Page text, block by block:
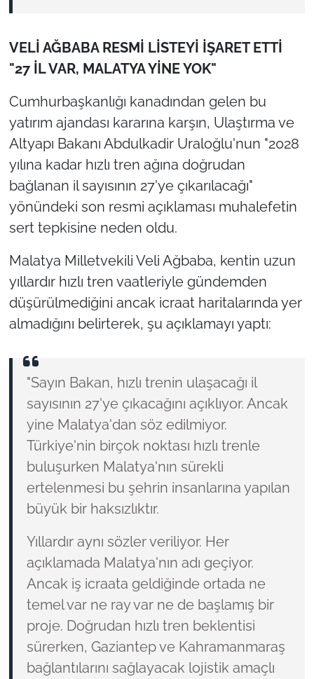
VELİ AĞBABA RESMİ LİSTEYİ İŞARET ETTİ
"27 İL VAR, MALATYA YİNE YOK"
Cumhurbaşkanlığı kanadından gelen bu
yatırım ajandası kararına karşın, Ulaştırma ve
Altyapı Bakanı Abdulkadir Uraloğlu'nun "2028
yılına kadar hızlı tren ağına doğrudan
bağlanan il sayısının 27'ye çıkarılacağı"
yönündeki son resmi açıklaması muhalefetin
sert tepkisine neden oldu.
Malatya Milletvekili Veli Ağbaba, kentin uzun
yıllardır hızlı tren vaatleriyle gündemden
düşürülmediğini ancak icraat haritalarında yer
almadığını belirterek, şu açıklamayı yaptı:
"Sayın Bakan, hızlı trenin ulaşacağı il
sayısının 27'ye çıkacağını açıklıyor. Ancak
yine Malatya'dan söz edilmiyor.
Türkiye'nin birçok noktası hızlı trenle
buluşurken Malatya'nın sürekli
ertelenmesi bu şehrin insanlarına yapılan
büyük bir haksızlıktır.
Yıllardır aynı sözler veriliyor. Her
açıklamada Malatya'nın adı geçiyor.
Ancak iş icraata geldiğinde ortada ne
temel var ne ray var ne de başlamış bir
proje. Doğrudan hızlı tren beklentisi
sürerken, Gaziantep ve Kahramanmaraş
bağlantılarını sağlayacak lojistik amaçlı